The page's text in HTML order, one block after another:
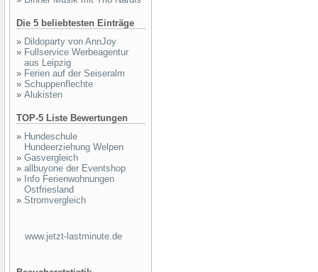
Die 5 beliebtesten Einträge
» Dildoparty von AnnJoy
» Fullservice Werbeagentur
aus Leipzig
» Ferien auf der Seiseralm
» Schuppenflechte
» Alukisten
TOP-5 Liste Bewertungen
» Hundeschule
Hundeerziehung Welpen
» Gasvergleich
» allbuyone der Eventshop
» Info Ferienwohnungen
Ostfriesland
» Stromvergleich
www.jetzt-lastminute.de